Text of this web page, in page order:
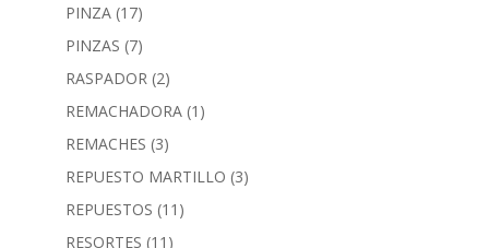
PINZA (17)
PINZAS (7)
RASPADOR (2)
REMACHADORA (1)
REMACHES (3)
REPUESTO MARTILLO (3)
REPUESTOS (11)
RESORTES (11)